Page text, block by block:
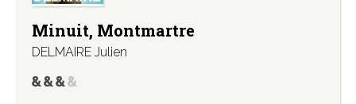
Minuit, Montmartre
DELMAIRE Julien